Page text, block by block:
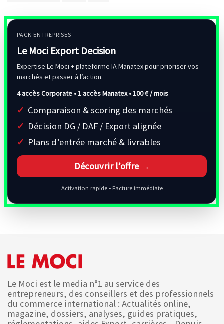
PACK ENTREPRISES
Le Moci Export Decision
Expertise Le Moci + plateforme IA Manatex pour prioriser vos
marchés et passer à l’action.
4 accès Corporate • 1 accès Manatex •100 € / mois
Comparaison & scoring des marchés
Décision DG / DAF / Export alignée
Plans d’entrée marché & livrables
Découvrir l’offre →
Activation rapide • Facture immédiate
Le Moci est le media n°1 au service des
entrepreneurs, des conseillers et des professionnels
du commerce international : Actualités online,
magazine, dossiers, analyses, guides pratiques,